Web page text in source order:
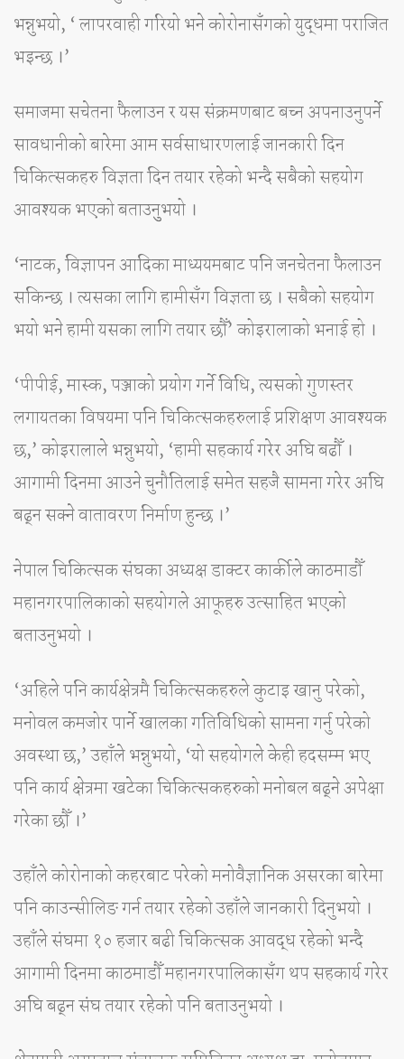
भन्नुभयो, ‘ लापरवाही गरियो भने कोरोनासँगको युद्धमा पराजित
भइन्छ ।’
समाजमा सचेतना फैलाउन र यस संक्रमणबाट बच्न अपनाउनुपर्ने
सावधानीको बारेमा आम सर्वसाधारणलाई जानकारी दिन
चिकित्सकहरु विज्ञता दिन तयार रहेको भन्दै सबैको सहयोग
आवश्यक भएको बताउनुुभयो ।
‘नाटक, विज्ञापन आदिका माध्ययमबाट पनि जनचेतना फैलाउन
सकिन्छ । त्यसका लागि हामीसँग विज्ञता छ । सबैको सहयोग
भयो भने हामी यसका लागि तयार छौँ’ कोइरालाको भनाई हो ।
‘पीपीई, मास्क, पञ्जाको प्रयोग गर्ने विधि, त्यसको गुणस्तर
लगायतका विषयमा पनि चिकित्सकहरुलाई प्रशिक्षण आवश्यक
छ,’ कोइरालाले भन्नुभयो, ‘हामी सहकार्य गरेर अघि बढौँ ।
आगामी दिनमा आउने चुनौतिलाई समेत सहजै सामना गरेर अघि
बढ्न सक्ने वातावरण निर्माण हुन्छ ।’
नेपाल चिकित्सक संघका अध्यक्ष डाक्टर कार्कीले काठमाडौँ
महानगरपालिकाको सहयोगले आफूहरु उत्साहित भएको
बताउनुभयो ।
‘अहिले पनि कार्यक्षेत्रमै चिकित्सकहरुले कुटाइ खानु परेको,
मनोवल कमजोर पार्ने खालका गतिविधिको सामना गर्नु परेको
अवस्था छ,’ उहाँले भन्नुभयो, ‘यो सहयोगले केही हदसम्म भए
पनि कार्य क्षेत्रमा खटेका चिकित्सकहरुको मनोबल बढ्ने अपेक्षा
गरेका छौँ ।’
उहाँले कोरोनाको कहरबाट परेको मनोवैज्ञानिक असरका बारेमा
पनि काउन्सीलिङ गर्न तयार रहेको उहाँले जानकारी दिनुभयो ।
उहाँले संघमा १० हजार बढी चिकित्सक आवद्ध रहेको भन्दै
आगामी दिनमा काठमाडौँ महानगरपालिकासँग थप सहकार्य गरेर
अघि बढ्न संघ तयार रहेको पनि बताउनुभयो ।